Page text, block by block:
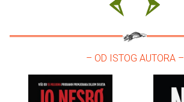
– OD ISTOG AUTORA –